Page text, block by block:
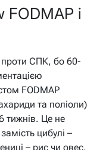
FODMAP і
проти СПК, бо 60-
FODMAP
та поліоли)
тижнів. Це не
цибулі –
– рис чи овес.